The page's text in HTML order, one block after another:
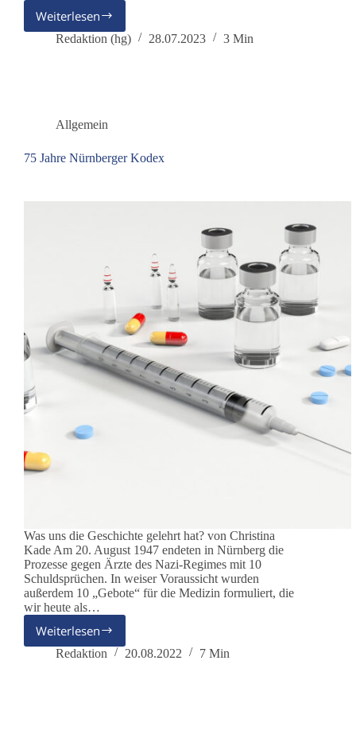
Weiterlesen
RSV:
ein
Redaktion (hg) 28.07.2023 3 Min
Allgemein
75 Jahre Nürnberger Kodex
Was uns die Geschichte gelehrt hat? von Christina
Kade Am 20. August 1947 endeten in Nürnberg die
Prozesse gegen Ärzte des Nazi-Regimes mit 10
Schuldsprüchen. In weiser Voraussicht wurden
außerdem 10 „Gebote“ für die Medizin formuliert, die
wir heute als…
Weiterlesen
75
Jahre
Redaktion 20.08.2022 7 Min